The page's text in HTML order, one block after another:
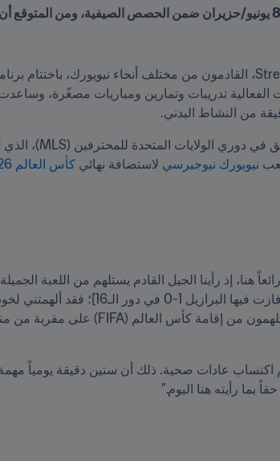
نيويورك نيوجيرسي لاستضافة نهائي كأس العالم 2026 FIFA™
بما رأيته هنا اليوم."